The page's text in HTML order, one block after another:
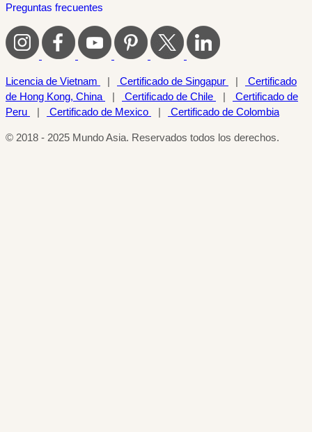
Preguntas frecuentes
Licencia de Vietnam | Certificado de Singapur |
Certificado
de Hong Kong, China
| Certificado de Chile |
Certificado de
Peru
| Certificado de Mexico | Certificado de Colombia
© 2018 - 2025 Mundo Asia. Reservados todos los derechos.